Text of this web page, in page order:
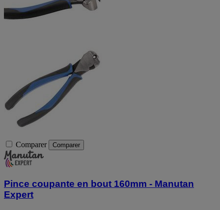
Comparer Comparer
Pince coupante en bout 160mm - Manutan
Expert